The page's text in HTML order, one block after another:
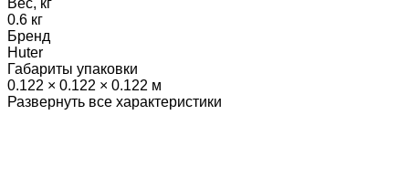
0.6 кг
Бренд
Huter
Габариты упаковки
0.122 × 0.122 × 0.122 м
Развернуть все характеристики